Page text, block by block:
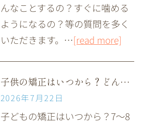
んなことするの？すぐに噛める
ようになるの？等の質問を多く
いただきます。…[read more]
子供の矯正はいつから？どんな装置を使うの？
2026年7月22日
子どもの矯正はいつから？7～8